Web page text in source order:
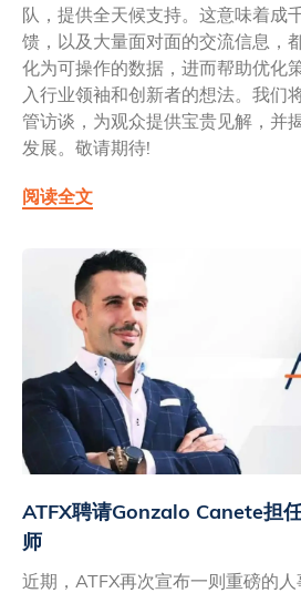
队，提供全天候支持。这意味着成
馈，以及大量面对面的交流信息，
化为可操作的数据，进而帮助优化
入行业领袖和创新者的想法。我们
管访谈，为观众提供宝贵见解，并
发展。敬请期待!
阅读全文
ATFX聘请Gonzalo Canete担
师
近期，ATFX再次宣布一则重磅的